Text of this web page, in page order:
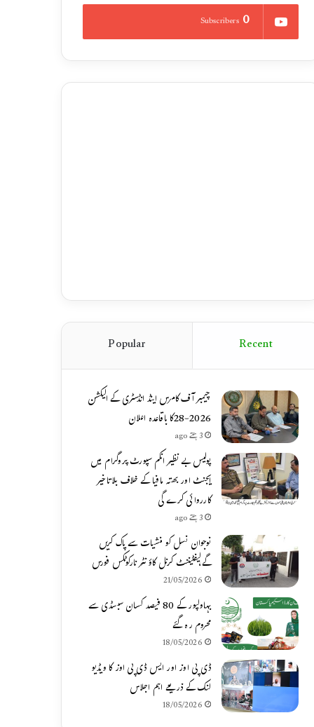
0
Subscribers
Recent
Popular
چیمبر آف کامرس اینڈ انڈسٹری کے الیکشن
2026-28کا باقاعدہ اعلان
3 ہفتے ago
پولیس بے نظیر انکم سپورٹ پروگرام میں
ایجنٹ اور بھتہ مافیا کے خلاف بلاتاخیر
کارروائی کرے گی
3 ہفتے ago
نوجوان نسل کو منشیات سے پاک کریں
گے،لیفٹیننٹ کرنل کاؤنٹر نارکوٹکس فورس
21/05/2026
بہاولپور کے 80 فیصد کسان سبسڈی سے
محروم رہ گئے
18/05/2026
ڈی پی اوز اور ایس ڈی پی اوز کا ویڈیو
لنک کے ذریعے اہم اجلاس
18/05/2026